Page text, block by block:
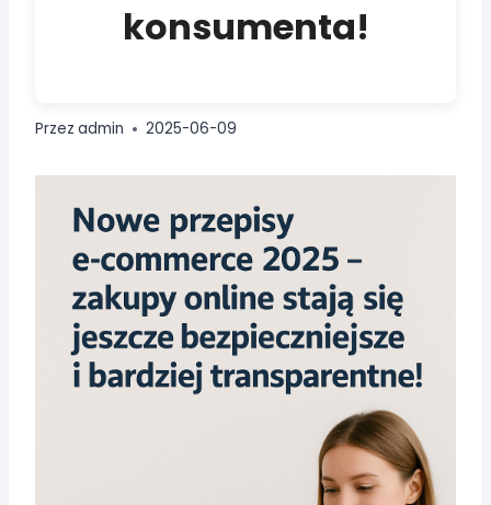
konsumenta!
Przez admin 2025-06-09